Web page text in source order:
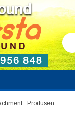
: Produsen